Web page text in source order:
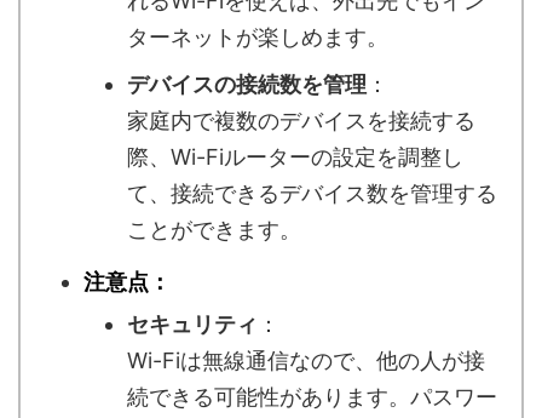
ターネットが楽しめます。
デバイスの接続数を管理 ：
家庭内で複数のデバイスを接続する
際、Wi-Fiルーターの設定を調整し
て、接続できるデバイス数を管理する
ことができます。
注意点：
セキュリティ ：
Wi-Fiは無線通信なので、他の人が接
続できる可能性があります。パスワー